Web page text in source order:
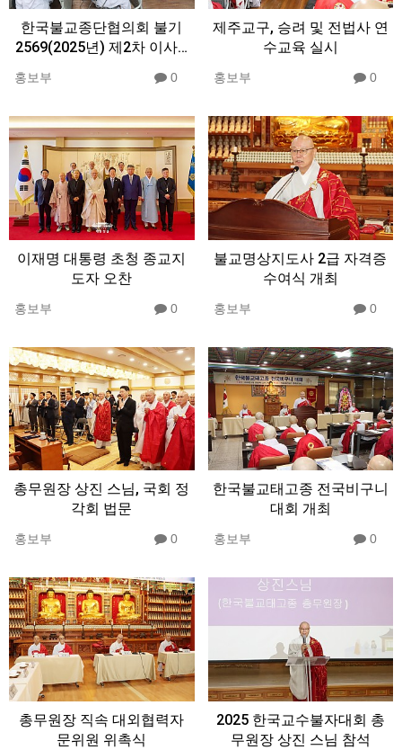
한국불교종단협의회 불기
2569(2025년) 제2차 이사…
홍보부 0
제주교구, 승려 및 전법사 연
수교육 실시
홍보부 0
이재명 대통령 초청 종교지
도자 오찬
홍보부 0
불교명상지도사 2급 자격증
수여식 개최
홍보부 0
총무원장 상진 스님, 국회 정
각회 법문
홍보부 0
한국불교태고종 전국비구니
대회 개최
홍보부 0
총무원장 직속 대외협력자
문위원 위촉식
2025 한국교수불자대회 총
무원장 상진 스님 참석